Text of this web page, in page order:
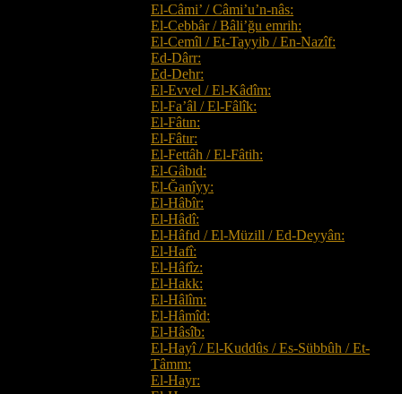
El-Câmi’ / Câmi’u’n-nâs:
El-Cebbâr / Bâli’ğu emrih:
El-Cemîl / Et-Tayyib / En-Nazîf:
Ed-Dârr:
Ed-Dehr:
El-Evvel / El-Kâdîm:
El-Fa’âl / El-Fâlîk:
El-Fâtın:
El-Fâtır:
El-Fettâh / El-Fâtih:
El-Gâbıd:
El-Ğanîyy:
El-Hâbîr:
El-Hâdî:
El-Hâfıd / El-Müzill / Ed-Deyyân:
El-Hafî:
El-Hâfîz:
El-Hakk:
El-Hâlîm:
El-Hâmîd:
El-Hâsîb:
El-Hayî / El-Kuddûs / Es-Sübbûh / Et-
Tâmm:
El-Hayr: